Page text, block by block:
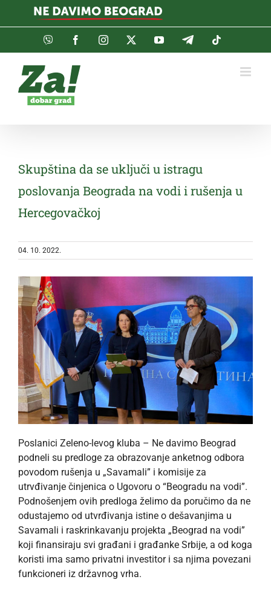
Viber FacebookInstagramTwitterYouTubeTelegram
Skupština da se uključi u istragu
poslovanja Beograda na vodi i rušenja u
Hercegovačkoj
04. 10. 2022.
Poslanici Zeleno-levog kluba – Ne davimo Beograd
podneli su predloge za obrazovanje anketnog odbora
povodom rušenja u „Savamali” i komisije za
utrvđivanje činjenica o Ugovoru o “Beogradu na vodi”.
Podnošenjem ovih predloga želimo da poručimo da ne
odustajemo od utvrđivanja istine o dešavanjima u
Savamali i raskrinkavanju projekta „Beograd na vodi”
koji finansiraju svi građani i građanke Srbije, a od koga
koristi ima samo privatni investitor i sa njima povezani
funkcioneri iz državnog vrha.